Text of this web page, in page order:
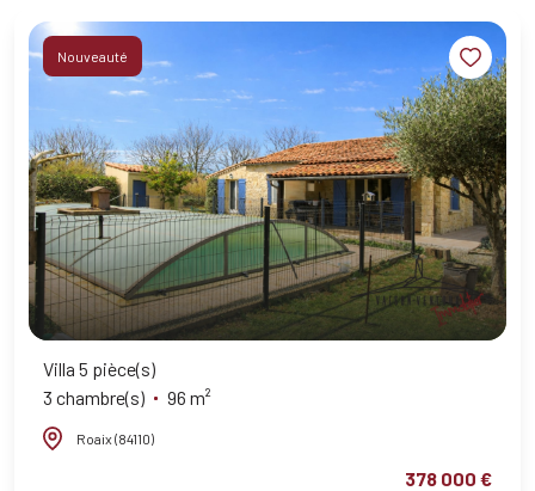
Nouveauté
Villa 5 pièce(s)
3 chambre(s)
96 m²
Roaix (84110)
378 000 €